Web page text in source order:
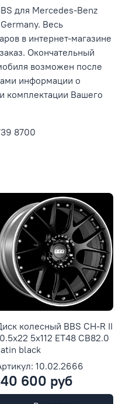
для Mercedes-Benz
Весь
в интернет-магазине
Окончательный
возможен после
информации о
комплектации Вашего
8700
колесный BBS CH-R II
5x112 ET48 CB82.0
black
10.02.2666
600 руб